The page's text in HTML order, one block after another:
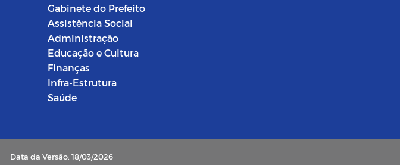
Gabinete do Prefeito
Assistência Social
Administração
Educação e Cultura
Finanças
Infra-Estrutura
Saúde
Data da Versão: 18/03/2026